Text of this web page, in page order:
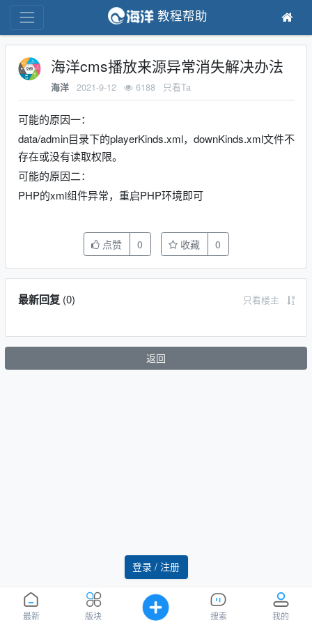
最新 版块 搜索 我的
登录 / 注册
教程帮助
海洋cms播放来源异常消失解决办法
海洋 2021-9-12 6188 只看Ta
可能的原因一：
data/admin目录下的playerKinds.xml，downKinds.xml文件不
存在或没有读取权限。
可能的原因二：
PHP的xml组件异常，重启PHP环境即可
点赞 0 收藏 0
最新回复(0) 只看楼主
返回